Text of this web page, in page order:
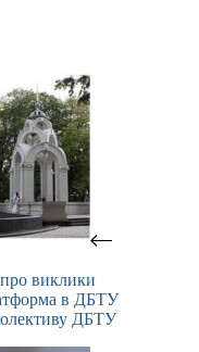
виклики
в ДБТУ
ДБТУ